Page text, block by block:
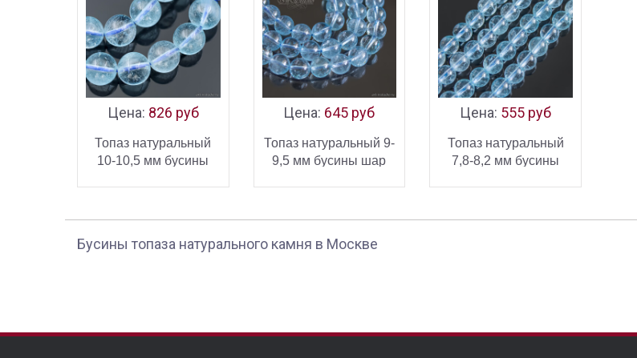
Цена: 826 руб
Топаз натуральный
10-10,5 мм бусины
В КОРЗИНУ
Цена: 645 руб
Топаз натуральный 9-
9,5 мм бусины шар
В КОРЗИНУ
Цена: 555 руб
Топаз натуральный
7,8-8,2 мм бусины
В КОРЗИНУ
Бусины топаза натурального камня в Москве